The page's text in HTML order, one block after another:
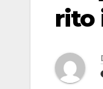
rito